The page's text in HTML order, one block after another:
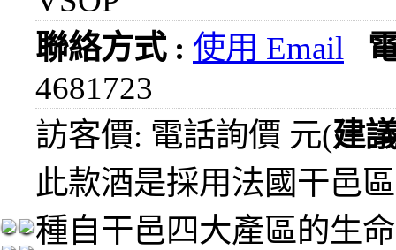
聯絡方式 : 使用 Email
4681723
訪客價: 電話詢價 元(建
此款酒是採用法國干邑
種自干邑四大產區的生